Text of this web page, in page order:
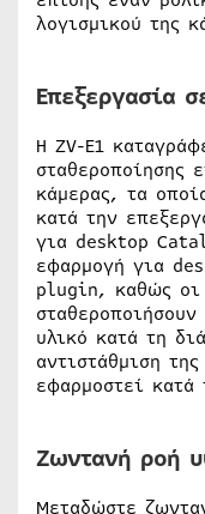
λογισμικού της
Επεξεργασία
Η ZV-E1
σταθεροποίησης
κάμερας, τα
κατά την
για desktop
εφαρμογή για
plugin, καθώς οι
υλικό κατά τη
αντιστάθμιση
εφαρμοστεί κατά
Ζωντανή ροή
Μεταδώστε